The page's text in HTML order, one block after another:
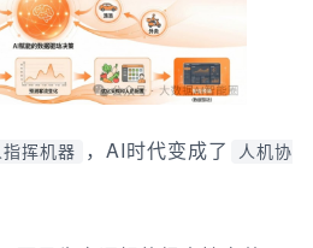
指挥机器 ，AI时代变成了
人机协